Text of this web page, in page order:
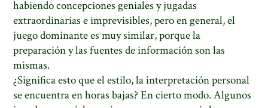
habiendo concepciones geniales y jugadas
extraordinarias e imprevisibles, pero en general, el
juego dominante es muy similar, porque la
preparación y las fuentes de información son las
mismas.
¿Significa esto que el estilo, la interpretación personal
se encuentra en horas bajas? En cierto modo. Algunos